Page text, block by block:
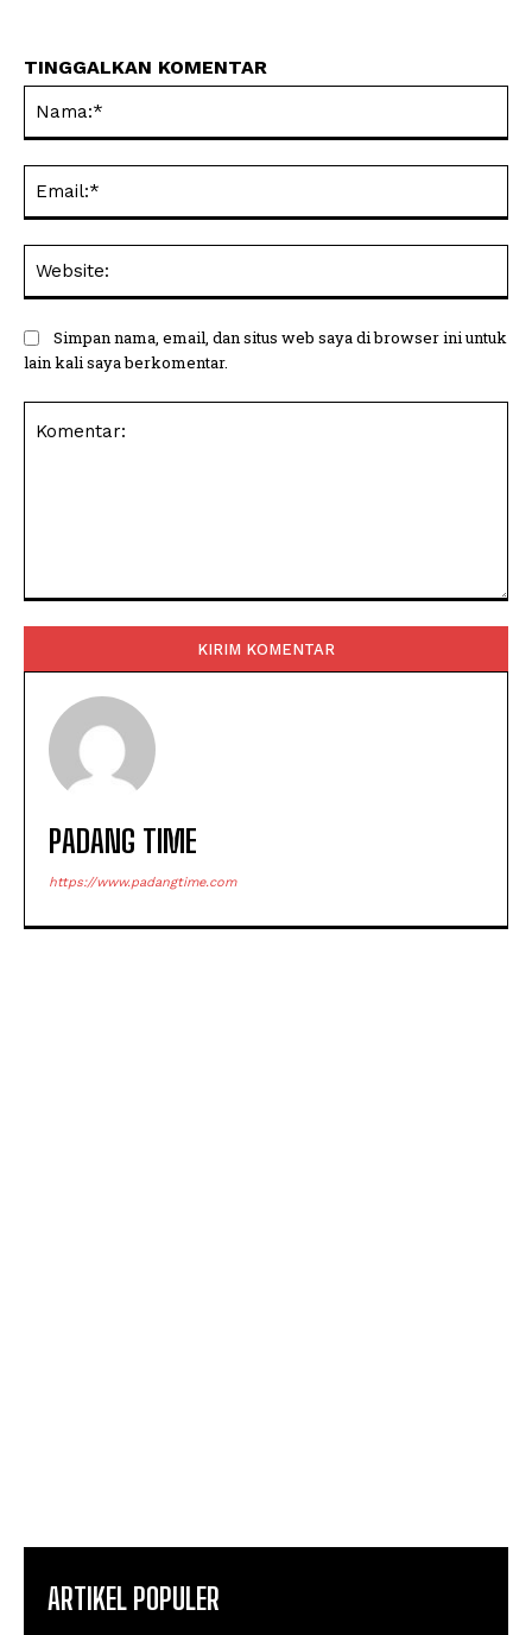
TINGGALKAN KOMENTAR
Simpan nama, email, dan situs web saya di browser ini untuk
lain kali saya berkomentar.
PADANG TIME
https://www.padangtime.com
ARTIKEL POPULER